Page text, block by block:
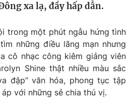
xa lạ, đầy hấp dẫn.
trong một phút ngẫu hứng tình
những điều lãng mạn nhưng
cô nhạc công kiêm giảng viên
Shine thật nhiều màu sắc
đập” văn hóa, phong tục tập
với những sẻ chia thú vị.